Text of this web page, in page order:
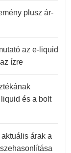
plusz ár-
az e-liquid
ízre
és a bolt
árak a